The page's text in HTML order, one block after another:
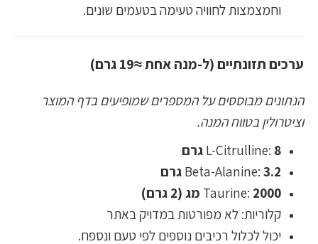
וחמצמצות לחוויה טעימה בטעמים שונים.
ערכים תזונתיים (ל-מנה אחת ≈19 גרם)
הנתונים מבוססים על המספרים שמופיעים בדף המוצר
וציטרולין בטווח המנה.
L-Citrulline: 8 גרם
Beta-Alanine:3.2 גרם
Taurine: 2000 מג (2 גרם)
קלוריות: לא מפורטות במדויק באתר
יכול לכלול רכיבים נוספים לפי טעם ונספח.